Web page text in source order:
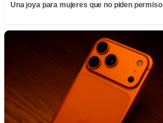
Una joya para mujeres que no piden permiso